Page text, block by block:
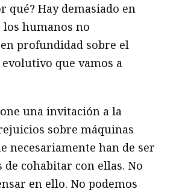
qué? Hay demasiado en
humanos no
profundidad sobre el
que vamos a
una invitación a la
sobre máquinas
necesariamente han de ser
de cohabitar con ellas. No
en ello. No podemos